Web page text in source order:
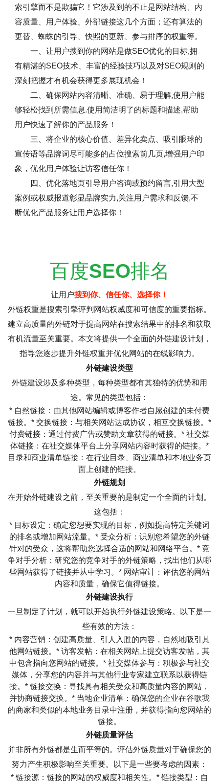
索引擎而不是欺骗它！它涉及到的不止是网站结构、内
容质量、用户体验、外部链接这几个方面；还有算法的
更替、蜘蛛的引导、快照的更新、参与排序的权重等。
一、让用户搜到你的网站是做SEO优化的目标,拥
有精湛的SEO技术、丰富的经验技巧以及对SEO规则的
深刻把握才有机会获得更多展现机会！
二、确保网站内容清晰、准确、易于理解,使用户能
够轻松找到所需信息.使用简洁明了的标题和描述,帮助
用户快速了解你的产品服务！
三、将企业的核心价值、差异化卖点、吸引眼球的
宣传语等品牌词尽可能多的占位搜索前几页,增强用户印
象，优化用户体验让访客信任你！
四、优化落地页引导用户咨询或预约留言,引用大型
案例或权威报道彰显品牌实力,关注用户需求和反馈,不
断优化产品服务让用户选择你！
百度SEO排名
让用户搜到你、信任你、选择你！
外链权重是搜索引擎评判网站权威度和可信度的重要指标。
建立高质量的外链对于提高网站在搜索结果中的排名和获取
有机流量至关重要。本文将提供一个全面的外链建设计划，
指导您逐步提升外链权重并优化网站的在线影响力。
外链建设类型
外链建设涉及多种类型，每种类型都有其独特的优势和用
途。常见的类型包括：
* 自然链接：由其他网站编辑或博客作者自愿创建的未付费
链接。* 交换链接：与相关网站达成协议，相互交换链接。*
付费链接：通过付费广告或赞助文章获得的链接。* 社交媒
体链接：在社交媒体平台上分享网站内容时获得的链接。*
目录和商业清单链接：在行业目录、商业清单和本地业务页
面上创建的链接。
外链规划
在开始外链建设之前，至关重要的是制定一个全面的计划。
这包括：
* 目标设定：确定您想要实现的目标，例如提高特定关键词
的排名或增加网站流量。* 受众分析：识别您希望您的外链
针对的受众，这将帮助您选择合适的网站和网络平台。* 竞
争对手分析：研究您的竞争对手的外链策略，找出他们从哪
些网站获得了链接并从中学习。* 网站审计：评估您的网站
内容和质量，确保它值得链接。
外链建设执行
一旦制定了计划，就可以开始执行外链建设策略。以下是一
些有效的方法：
* 内容营销：创建高质量、引人入胜的内容，自然地吸引其
他网站链接。* 访客发帖：在相关网站上提交访客发帖，其
中包含指向您网站的链接。* 社交媒体参与：积极参与社交
媒体，分享您的内容并与其他行业专家建立联系以获得链
接。* 链接交换：寻找具有相关受众和高质量内容的网站，
并协商链接交换。* 当地企业清单：确保您的企业在谷歌我
的商家和类似的本地业务目录中注册，并获得指向您网站的
链接。
外链质量评估
并非所有外链都是生而平等的。评估外链质量对于确保您的
努力产生积极影响至关重要。以下是一些要考虑的因素：
* 链接源：链接的网站的权威度和相关性。* 链接类型：自